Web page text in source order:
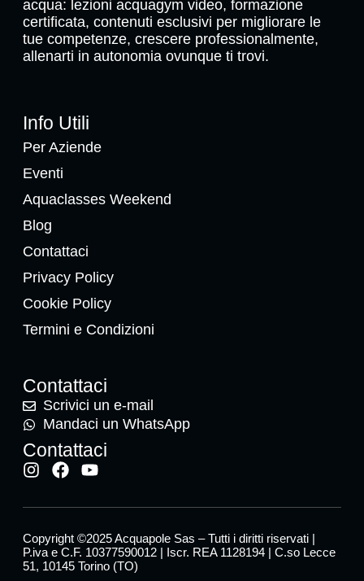
acqua: lezioni acquagym video, formazione
certificata, contenuti esclusivi per migliorare le
tue competenze, crescere professionalmente,
allenarti in autonomia ovunque ti trovi.
Info Utili
Per Aziende
Eventi
Aquaclasses Weekend
Blog
Contattaci
Privacy Policy
Cookie Policy
Termini e Condizioni
Contattaci
Scrivici un e-mail
Mandaci un WhatsApp
Contattaci
Copyright ©2025 Acquapole Sas – Tutti i diritti riservati |
P.iva e C.F. 10377590012 | Iscr. REA 1128194 | C.so Lecce
51, 10145 Torino (TO)